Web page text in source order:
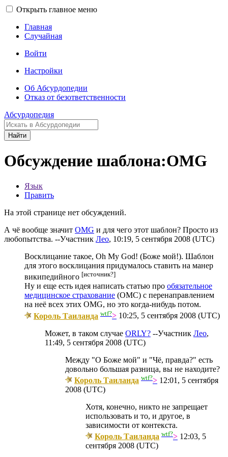
Открыть главное меню
Главная
Случайная
Войти
Настройки
Об Абсурдопедии
Отказ от безответственности
Абсурдопедия
Найти
Обсуждение шаблона:OMG
Язык
Править
На этой странице нет обсуждений.
А чё вообще значит OMG и для чего этот шаблон? Просто из
любопытства. --Участник Лео, 10:19, 5 сентября 2008 (UTC)
Восклицание такое, Oh My God! (Боже мой!). Шаблон
для этого восклицания придумалось ставить на манер
википедийного [источник?]
Ну и еще есть идея написать статью про обязательное
медицинское страхование (ОМС) с перенаправлением
на неё всех этих OMG, но это когда-нибудь потом.
Король Таиланда wtf?> 10:25, 5 сентября 2008 (UTC)
Может, в таком случае ORLY? --Участник Лео,
11:49, 5 сентября 2008 (UTC)
Между "О Боже мой" и "Чё, правда?" есть
довольно большая разница, вы не находите?
Король Таиланда wtf?> 12:01, 5 сентября
2008 (UTC)
Хотя, конечно, никто не запрещает
использовать и то, и другое, в
зависимости от контекста.
Король Таиланда wtf?> 12:03, 5
сентября 2008 (UTC)